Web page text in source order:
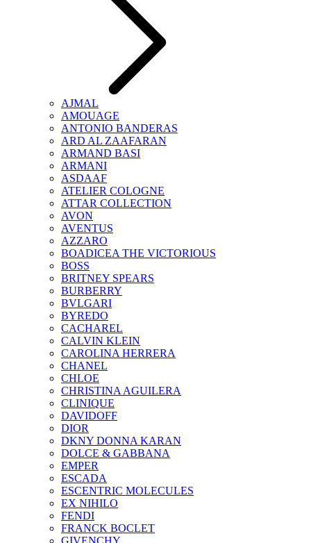
AJMAL
AMOUAGE
ANTONIO BANDERAS
ARD AL ZAAFARAN
ARMAND BASI
ARMANI
ASDAAF
ATELIER COLOGNE
ATTAR COLLECTION
AVON
AVENTUS
AZZARO
BOADICEA THE VICTORIOUS
BOSS
BRITNEY SPEARS
BURBERRY
BVLGARI
BYREDO
CACHAREL
CALVIN KLEIN
CAROLINA HERRERA
CHANEL
CHLOE
CHRISTINA AGUILERA
CLINIQUE
DAVIDOFF
DIOR
DKNY DONNA KARAN
DOLCE & GABBANA
EMPER
ESCADA
ESCENTRIC MOLECULES
EX NIHILO
FENDI
FRANCK BOCLET
GIVENCHY